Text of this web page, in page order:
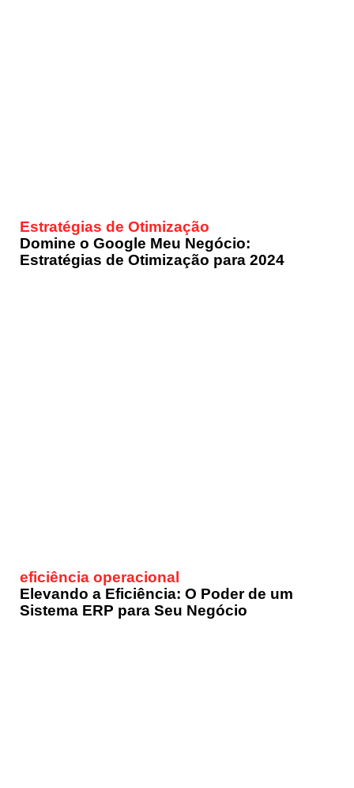
Estratégias de Otimização
Domine o Google Meu Negócio:
Estratégias de Otimização para 2024
eficiência operacional
Elevando a Eficiência: O Poder de um
Sistema ERP para Seu Negócio